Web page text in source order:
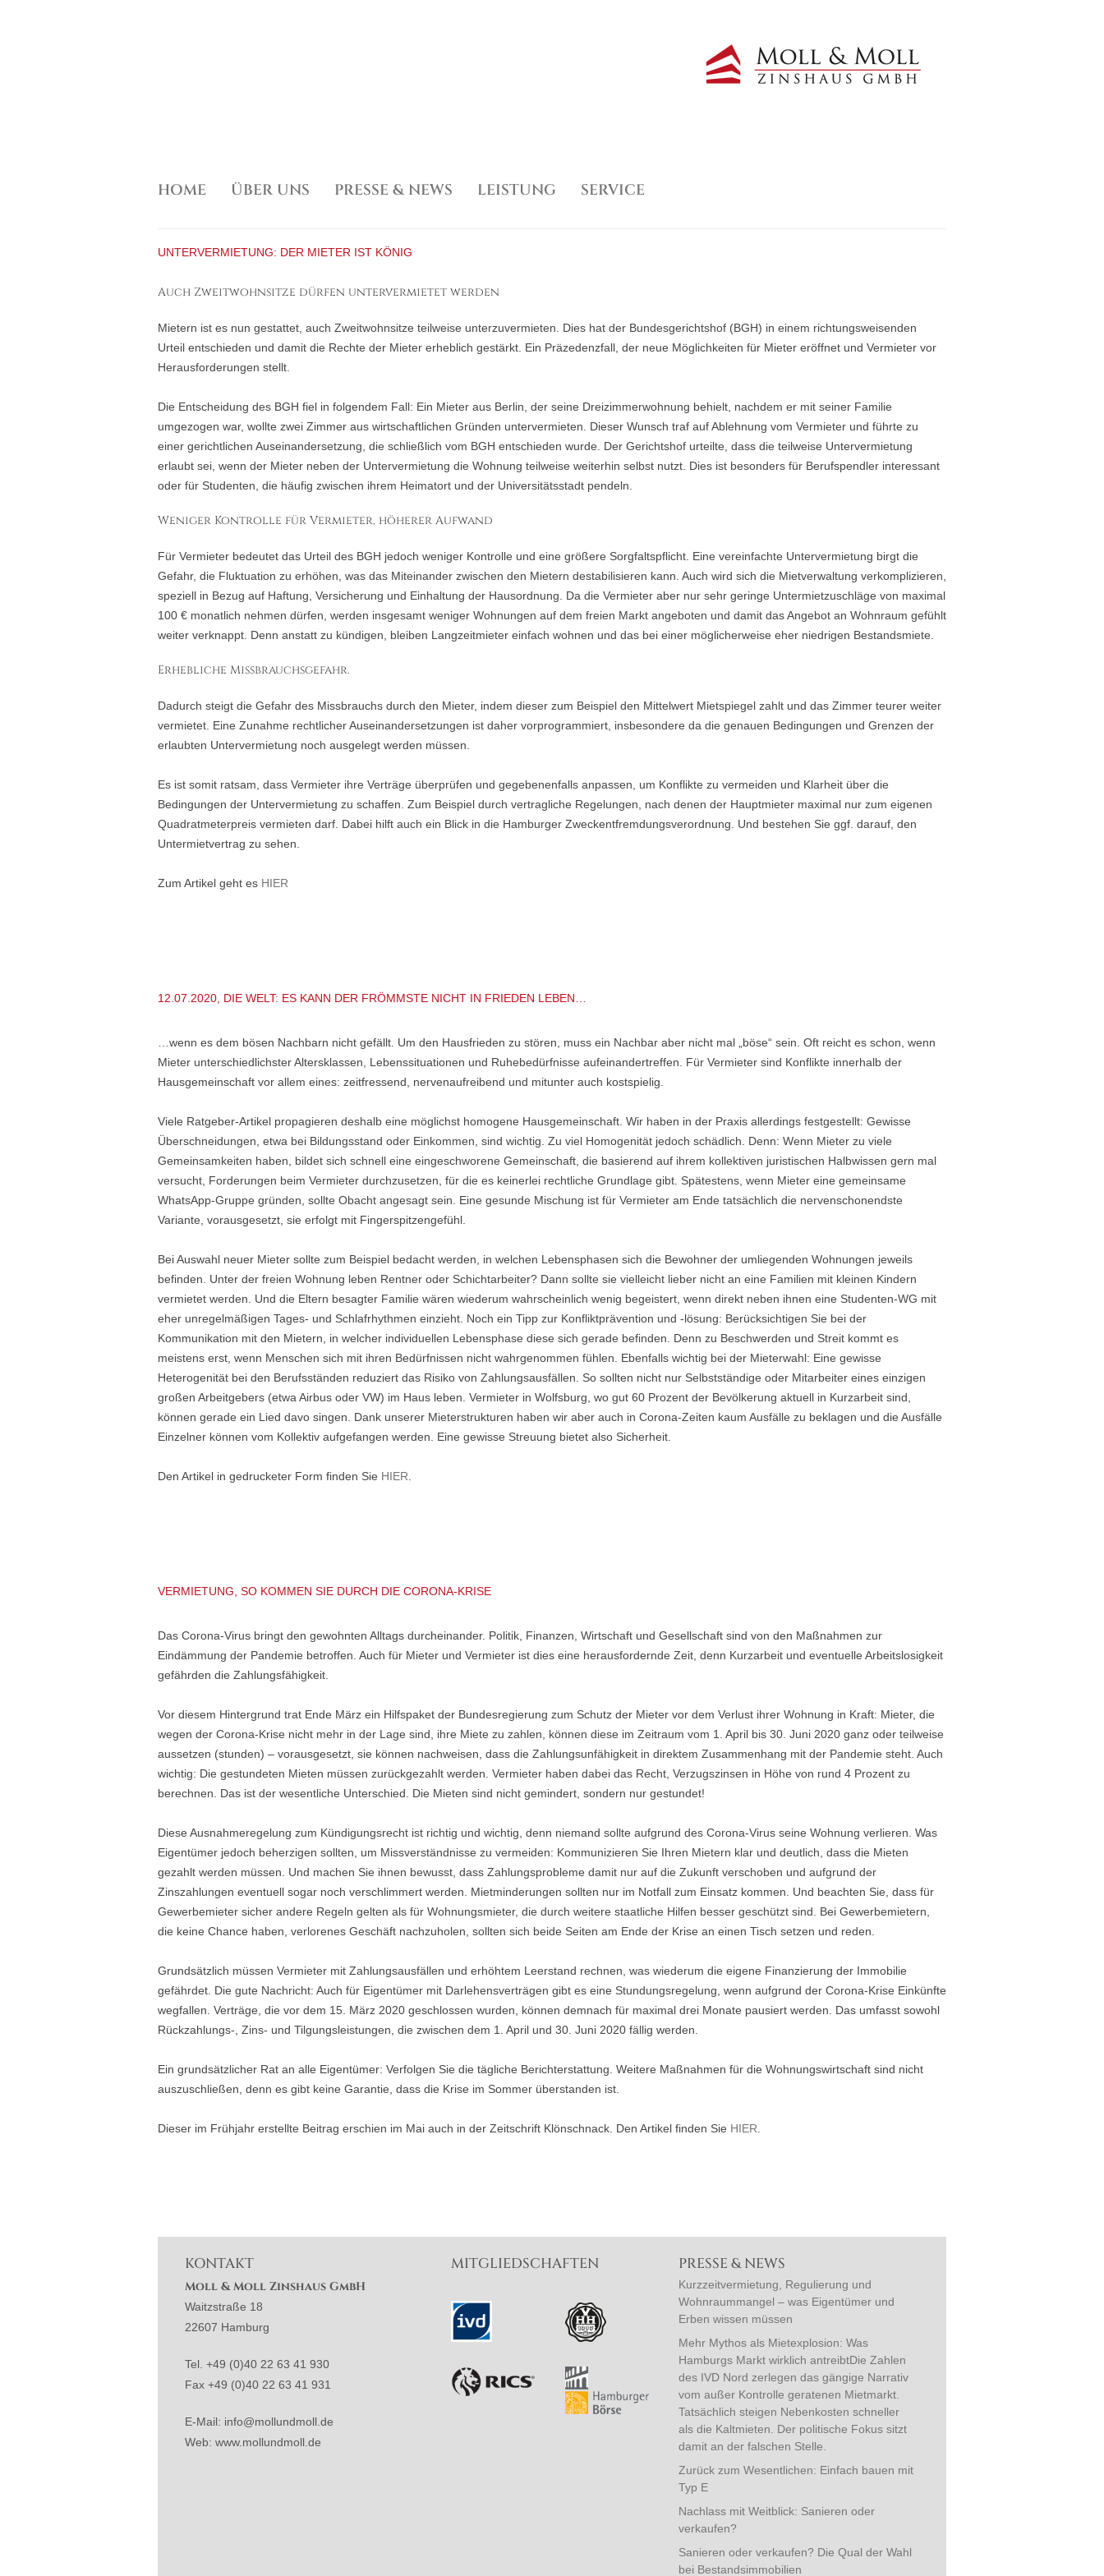
HOME ÜBER UNS PRESSE & NEWS LEISTUNG SERVICE
UNTERVERMIETUNG: DER MIETER IST KÖNIG
Auch Zweitwohnsitze dürfen untervermietet werden
Mietern ist es nun gestattet, auch Zweitwohnsitze teilweise unterzuvermieten. Dies hat der Bundesgerichtshof (BGH) in einem richtungsweisenden
Urteil entschieden und damit die Rechte der Mieter erheblich gestärkt. Ein Präzedenzfall, der neue Möglichkeiten für Mieter eröffnet und Vermieter vor
Herausforderungen stellt.
Die Entscheidung des BGH fiel in folgendem Fall: Ein Mieter aus Berlin, der seine Dreizimmerwohnung behielt, nachdem er mit seiner Familie
umgezogen war, wollte zwei Zimmer aus wirtschaftlichen Gründen untervermieten. Dieser Wunsch traf auf Ablehnung vom Vermieter und führte zu
einer gerichtlichen Auseinandersetzung, die schließlich vom BGH entschieden wurde. Der Gerichtshof urteilte, dass die teilweise Untervermietung
erlaubt sei, wenn der Mieter neben der Untervermietung die Wohnung teilweise weiterhin selbst nutzt. Dies ist besonders für Berufspendler interessant
oder für Studenten, die häufig zwischen ihrem Heimatort und der Universitätsstadt pendeln.
Weniger Kontrolle für Vermieter, höherer Aufwand
Für Vermieter bedeutet das Urteil des BGH jedoch weniger Kontrolle und eine größere Sorgfaltspflicht. Eine vereinfachte Untervermietung birgt die
Gefahr, die Fluktuation zu erhöhen, was das Miteinander zwischen den Mietern destabilisieren kann. Auch wird sich die Mietverwaltung verkomplizieren,
speziell in Bezug auf Haftung, Versicherung und Einhaltung der Hausordnung. Da die Vermieter aber nur sehr geringe Untermietzuschläge von maximal
100 € monatlich nehmen dürfen, werden insgesamt weniger Wohnungen auf dem freien Markt angeboten und damit das Angebot an Wohnraum gefühlt
weiter verknappt. Denn anstatt zu kündigen, bleiben Langzeitmieter einfach wohnen und das bei einer möglicherweise eher niedrigen Bestandsmiete.
Erhebliche Missbrauchsgefahr.
Dadurch steigt die Gefahr des Missbrauchs durch den Mieter, indem dieser zum Beispiel den Mittelwert Mietspiegel zahlt und das Zimmer teurer weiter
vermietet. Eine Zunahme rechtlicher Auseinandersetzungen ist daher vorprogrammiert, insbesondere da die genauen Bedingungen und Grenzen der
erlaubten Untervermietung noch ausgelegt werden müssen.
Es ist somit ratsam, dass Vermieter ihre Verträge überprüfen und gegebenenfalls anpassen, um Konflikte zu vermeiden und Klarheit über die
Bedingungen der Untervermietung zu schaffen. Zum Beispiel durch vertragliche Regelungen, nach denen der Hauptmieter maximal nur zum eigenen
Quadratmeterpreis vermieten darf. Dabei hilft auch ein Blick in die Hamburger Zweckentfremdungsverordnung. Und bestehen Sie ggf. darauf, den
Untermietvertrag zu sehen.
Zum Artikel geht es HIER
12.07.2020, DIE WELT: ES KANN DER FRÖMMSTE NICHT IN FRIEDEN LEBEN…
…wenn es dem bösen Nachbarn nicht gefällt. Um den Hausfrieden zu stören, muss ein Nachbar aber nicht mal „böse“ sein. Oft reicht es schon, wenn
Mieter unterschiedlichster Altersklassen, Lebenssituationen und Ruhebedürfnisse aufeinandertreffen. Für Vermieter sind Konflikte innerhalb der
Hausgemeinschaft vor allem eines: zeitfressend, nervenaufreibend und mitunter auch kostspielig.
Viele Ratgeber-Artikel propagieren deshalb eine möglichst homogene Hausgemeinschaft. Wir haben in der Praxis allerdings festgestellt: Gewisse
Überschneidungen, etwa bei Bildungsstand oder Einkommen, sind wichtig. Zu viel Homogenität jedoch schädlich. Denn: Wenn Mieter zu viele
Gemeinsamkeiten haben, bildet sich schnell eine eingeschworene Gemeinschaft, die basierend auf ihrem kollektiven juristischen Halbwissen gern mal
versucht, Forderungen beim Vermieter durchzusetzen, für die es keinerlei rechtliche Grundlage gibt. Spätestens, wenn Mieter eine gemeinsame
WhatsApp-Gruppe gründen, sollte Obacht angesagt sein. Eine gesunde Mischung ist für Vermieter am Ende tatsächlich die nervenschonendste
Variante, vorausgesetzt, sie erfolgt mit Fingerspitzengefühl.
Bei Auswahl neuer Mieter sollte zum Beispiel bedacht werden, in welchen Lebensphasen sich die Bewohner der umliegenden Wohnungen jeweils
befinden. Unter der freien Wohnung leben Rentner oder Schichtarbeiter? Dann sollte sie vielleicht lieber nicht an eine Familien mit kleinen Kindern
vermietet werden. Und die Eltern besagter Familie wären wiederum wahrscheinlich wenig begeistert, wenn direkt neben ihnen eine Studenten-WG mit
eher unregelmäßigen Tages- und Schlafrhythmen einzieht. Noch ein Tipp zur Konfliktprävention und -lösung: Berücksichtigen Sie bei der
Kommunikation mit den Mietern, in welcher individuellen Lebensphase diese sich gerade befinden. Denn zu Beschwerden und Streit kommt es
meistens erst, wenn Menschen sich mit ihren Bedürfnissen nicht wahrgenommen fühlen. Ebenfalls wichtig bei der Mieterwahl: Eine gewisse
Heterogenität bei den Berufsständen reduziert das Risiko von Zahlungsausfällen. So sollten nicht nur Selbstständige oder Mitarbeiter eines einzigen
großen Arbeitgebers (etwa Airbus oder VW) im Haus leben. Vermieter in Wolfsburg, wo gut 60 Prozent der Bevölkerung aktuell in Kurzarbeit sind,
können gerade ein Lied davo singen. Dank unserer Mieterstrukturen haben wir aber auch in Corona-Zeiten kaum Ausfälle zu beklagen und die Ausfälle
Einzelner können vom Kollektiv aufgefangen werden. Eine gewisse Streuung bietet also Sicherheit.
Den Artikel in gedrucketer Form finden Sie HIER
VERMIETUNG, SO KOMMEN SIE DURCH DIE CORONA-KRISE
Das Corona-Virus bringt den gewohnten Alltags durcheinander. Politik, Finanzen, Wirtschaft und Gesellschaft sind von den Maßnahmen zur
Eindämmung der Pandemie betroffen. Auch für Mieter und Vermieter ist dies eine herausfordernde Zeit, denn Kurzarbeit und eventuelle Arbeitslosigkeit
gefährden die Zahlungsfähigkeit.
Vor diesem Hintergrund trat Ende März ein Hilfspaket der Bundesregierung zum Schutz der Mieter vor dem Verlust ihrer Wohnung in Kraft: Mieter, die
wegen der Corona-Krise nicht mehr in der Lage sind, ihre Miete zu zahlen, können diese im Zeitraum vom 1. April bis 30. Juni 2020 ganz oder teilweise
aussetzen (stunden) – vorausgesetzt, sie können nachweisen, dass die Zahlungsunfähigkeit in direktem Zusammenhang mit der Pandemie steht. Auch
wichtig: Die gestundeten Mieten müssen zurückgezahlt werden. Vermieter haben dabei das Recht, Verzugszinsen in Höhe von rund 4 Prozent zu
berechnen. Das ist der wesentliche Unterschied. Die Mieten sind nicht gemindert, sondern nur gestundet!
Diese Ausnahmeregelung zum Kündigungsrecht ist richtig und wichtig, denn niemand sollte aufgrund des Corona-Virus seine Wohnung verlieren. Was
Eigentümer jedoch beherzigen sollten, um Missverständnisse zu vermeiden: Kommunizieren Sie Ihren Mietern klar und deutlich, dass die Mieten
gezahlt werden müssen. Und machen Sie ihnen bewusst, dass Zahlungsprobleme damit nur auf die Zukunft verschoben und aufgrund der
Zinszahlungen eventuell sogar noch verschlimmert werden. Mietminderungen sollten nur im Notfall zum Einsatz kommen. Und beachten Sie, dass für
Gewerbemieter sicher andere Regeln gelten als für Wohnungsmieter, die durch weitere staatliche Hilfen besser geschützt sind. Bei Gewerbemietern,
die keine Chance haben, verlorenes Geschäft nachzuholen, sollten sich beide Seiten am Ende der Krise an einen Tisch setzen und reden.
Grundsätzlich müssen Vermieter mit Zahlungsausfällen und erhöhtem Leerstand rechnen, was wiederum die eigene Finanzierung der Immobilie
gefährdet. Die gute Nachricht: Auch für Eigentümer mit Darlehensverträgen gibt es eine Stundungsregelung, wenn aufgrund der Corona-Krise Einkünfte
wegfallen. Verträge, die vor dem 15. März 2020 geschlossen wurden, können demnach für maximal drei Monate pausiert werden. Das umfasst sowohl
Rückzahlungs-, Zins- und Tilgungsleistungen, die zwischen dem 1. April und 30. Juni 2020 fällig werden.
Ein grundsätzlicher Rat an alle Eigentümer: Verfolgen Sie die tägliche Berichterstattung. Weitere Maßnahmen für die Wohnungswirtschaft sind nicht
auszuschließen, denn es gibt keine Garantie, dass die Krise im Sommer überstanden ist.
Dieser im Frühjahr erstellte Beitrag erschien im Mai auch in der Zeitschrift Klönschnack. Den Artikel finden Sie HIER
KONTAKT
Moll & Moll Zinshaus GmbH
Waitzstraße 18
22607 Hamburg
Tel. +49 (0)40 22 63 41 930
Fax +49 (0)40 22 63 41 931
E-Mail: info@mollundmoll.de
Web: www.mollundmoll.de
MITGLIEDSCHAFTEN PRESSE & NEWS
Kurzzeitvermietung, Regulierung und
Wohnraummangel – was Eigentümer und
Erben wissen müssen
Mehr Mythos als Mietexplosion: Was
Hamburgs Markt wirklich antreibtDie Zahlen
des IVD Nord zerlegen das gängige Narrativ
vom außer Kontrolle geratenen Mietmarkt.
Tatsächlich steigen Nebenkosten schneller
als die Kaltmieten. Der politische Fokus sitzt
damit an der falschen Stelle.
Zurück zum Wesentlichen: Einfach bauen mit
Typ E
Nachlass mit Weitblick: Sanieren oder
verkaufen?
Sanieren oder verkaufen? Die Qual der Wahl
bei Bestandsimmobilien